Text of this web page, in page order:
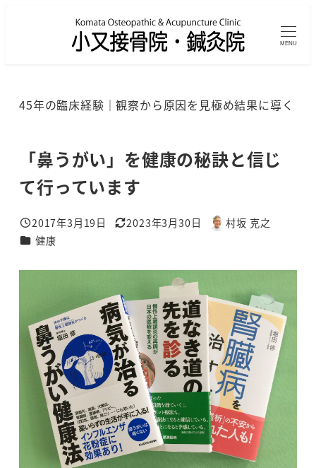
MENU
45年の臨床経験｜観察から原因を見極め結果に導く
「鼻うがい」を健康の秘訣と信じ
て行っています
投稿日
2017年3月19日
更新日
2023年3月30日
著
村坂 克之
カテゴリー
健康